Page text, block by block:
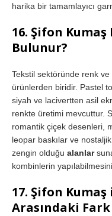
harika bir tamamlayıcı
16. Şifon
Bulunur?
Tekstil sektöründe renk
ürünlerden biridir. Pastel
siyah ve lacivertten asil
renkte üretimi mevcuttur.
romantik çiçek desenleri,
leopar baskılar ve
zengin olduğu alanlar
kombinlerin yapılabilmesini
17. Şifon
Arasındaki